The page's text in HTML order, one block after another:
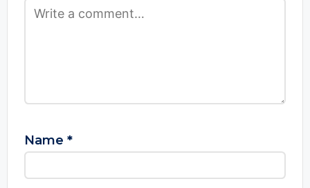
Name *